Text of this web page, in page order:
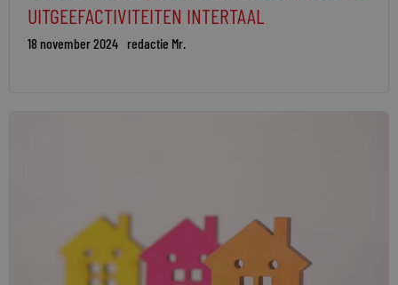
UITGEEFACTIVITEITEN INTERTAAL
18 november 2024 redactie Mr.